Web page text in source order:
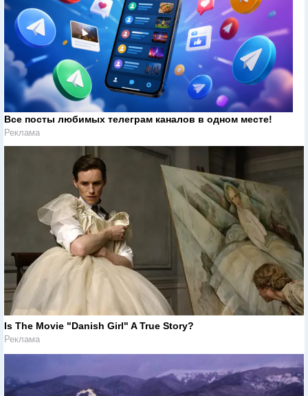
Все посты любимых телеграм каналов в одном месте!
Реклама
Is The Movie "Danish Girl" A True Story?
Реклама